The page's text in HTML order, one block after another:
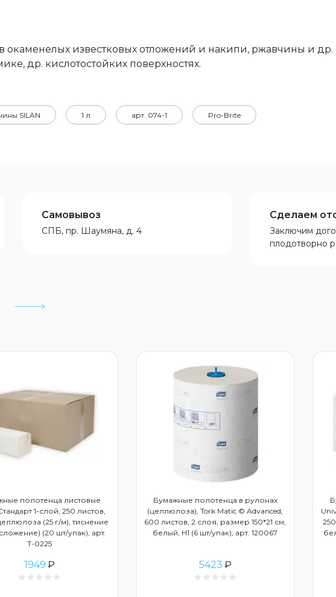
известковых отложений и накипи, ржавчины и др.
др. кислотостойких поверхностях.
SILAN 1 л арт. 074-1 Pro-Brite
Самовывоз
СПБ, пр. Шаумяна, д. 4
Сделаем
Заключим
плодотворно
полотенца листовые
1-слой, 250 листов,
(25 г/м), тиснение
(20 шт/упак), арт.
Т-0225
1949 ₽
Бумажные полотенца в рулонах
(целлюлоза), Tork Matic © Advanced,
600 листов, 2 слоя, размер 150*21 см,
белый, Н1 (6 шт/упак), арт. 120067
5423 ₽